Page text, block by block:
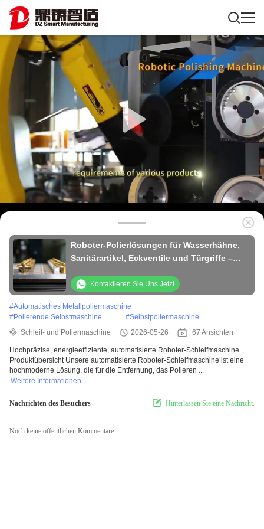
Roboter-Polierlösungen für Wasserhähne,
Sanitärartikel, Eckventile und Türgriffe –
Poliermaschinen
Kontaktieren Sie Uns Jetzt
#Automatisches Metallpoliermaschine
#Polierende Selbstmaschine #Selbstpoliermaschine
Schleif- und Poliermaschine
2026-05-26 67 Ansichten
Hochpräzise, energieeffiziente, automatisierte Roboter-Schleifmaschine
Produktübersicht Unsere automatisierte Roboter-Schleifmaschine ist eine
hochmoderne Lösung, die für die Entfernung, das Polieren ...
Weitere Informationen
Nachrichten des Besuchers Hinterlassen Sie eine Nachricht.
Noch keine öffentlichen Kommentare